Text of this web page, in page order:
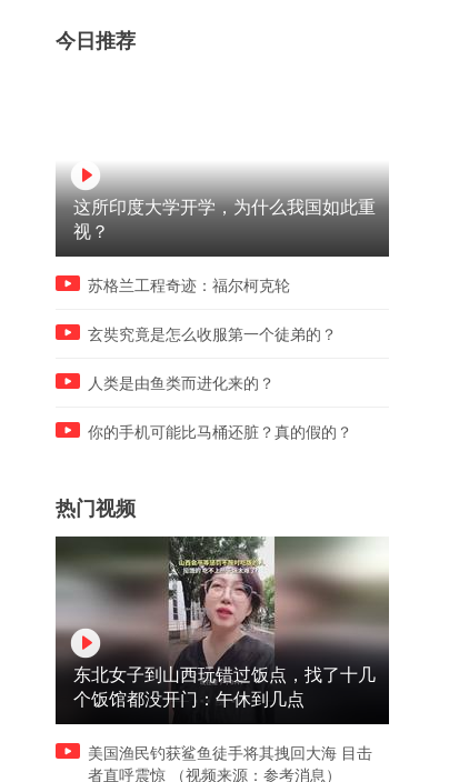
01:36
汉奸正吃着烤鸭竟发现鸭头里
面有字条打开一看乐坏了
女人逃出人贩子牢笼
今日推荐
这所印度大学开学，为什么我国如此重
视？
苏格兰工程奇迹：福尔柯克轮
玄奘究竟是怎么收服第一个徒弟的？
人类是由鱼类而进化来的？
你的手机可能比马桶还脏？真的假的？
热门视频
东北女子到山西玩错过饭点，找了十几
个饭馆都没开门：午休到几点
美国渔民钓获鲨鱼徒手将其拽回大海 目击
者直呼震惊 （视频来源：参考消息）